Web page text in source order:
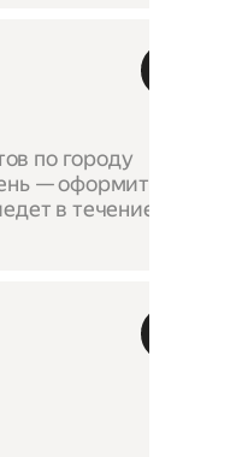
по городу
— оформите
в течение